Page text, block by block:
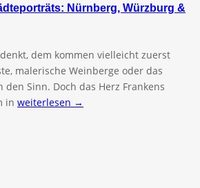
Nürnberg, Würzburg &
dem kommen vielleicht zuerst
malerische Weinberge oder das
Sinn. Doch das Herz Frankens
in weiterlesen →